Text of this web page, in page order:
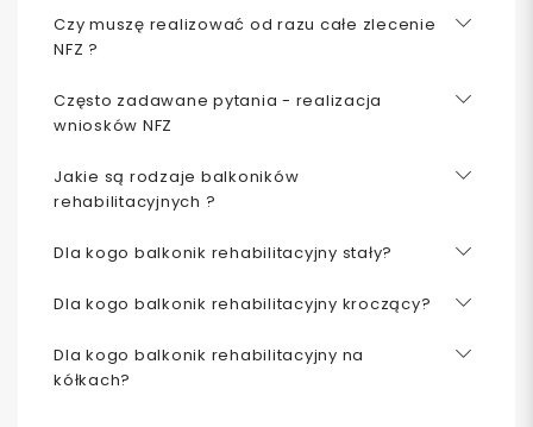
Czy muszę realizować od razu całe zlecenie
NFZ ?
Często zadawane pytania - realizacja
wniosków NFZ
Jakie są rodzaje balkoników
rehabilitacyjnych ?
Dla kogo balkonik rehabilitacyjny stały?
Dla kogo balkonik rehabilitacyjny kroczący?
Dla kogo balkonik rehabilitacyjny na
kółkach?